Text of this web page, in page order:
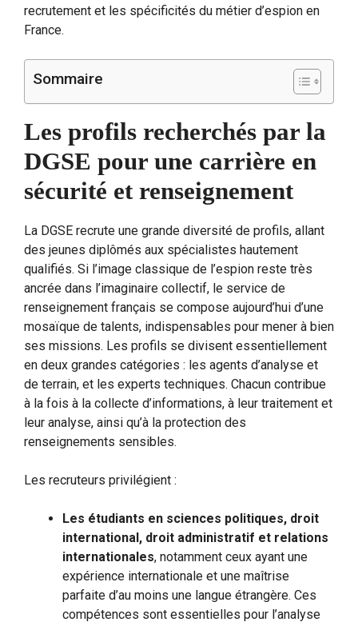
recrutement et les spécificités du métier d’espion en
France.
Sommaire
Les profils recherchés par la
DGSE pour une carrière en
sécurité et renseignement
La DGSE recrute une grande diversité de profils, allant
des jeunes diplômés aux spécialistes hautement
qualifiés. Si l’image classique de l’espion reste très
ancrée dans l’imaginaire collectif, le service de
renseignement français se compose aujourd’hui d’une
mosaïque de talents, indispensables pour mener à bien
ses missions. Les profils se divisent essentiellement
en deux grandes catégories : les agents d’analyse et
de terrain, et les experts techniques. Chacun contribue
à la fois à la collecte d’informations, à leur traitement et
leur analyse, ainsi qu’à la protection des
renseignements sensibles.
Les recruteurs privilégient :
Les étudiants en sciences politiques, droit
international, droit administratif et relations
internationales, notamment ceux ayant une
expérience internationale et une maîtrise
parfaite d’au moins une langue étrangère. Ces
compétences sont essentielles pour l’analyse